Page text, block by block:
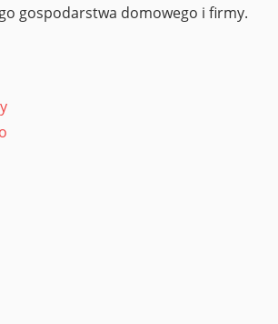
gospodarstwa domowego i firmy.